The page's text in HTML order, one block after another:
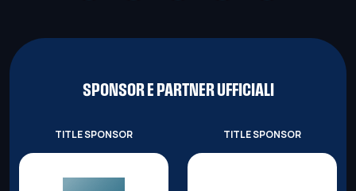
SPONSOR E PARTNER UFFICIALI
TITLE SPONSOR TITLE SPONSOR